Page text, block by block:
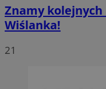
Znamy
Wiślanka!
21